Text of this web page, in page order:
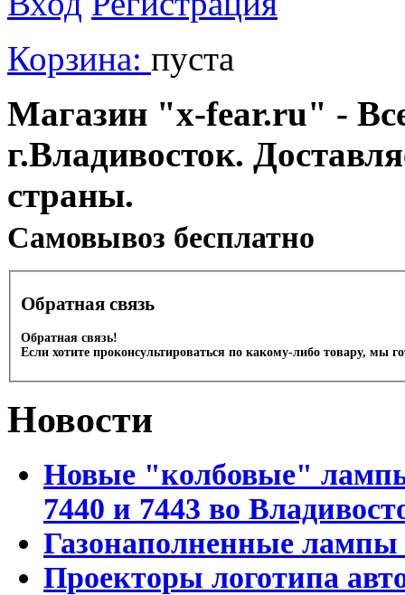
Корзина: пуста
Магазин "x-fear.ru" -
г.Владивосток.
страны.
Cамовывоз бесплатно
Обратная связь
Обратная связь!
Если хотите проконсультироваться по какому-либо товару, мы
Новости
Новые "колбовые"
7440 и 7443 во
Газонаполненные лампы
Проекторы логотипа